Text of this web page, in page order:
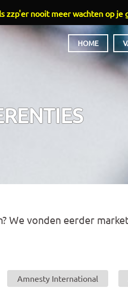
HOME
We vonden eerder
Amnesty International
zzp'er nooit meer wachten op je